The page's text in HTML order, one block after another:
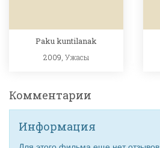
Paku kuntilanak
2009, Ужасы
Комментарии
Информация